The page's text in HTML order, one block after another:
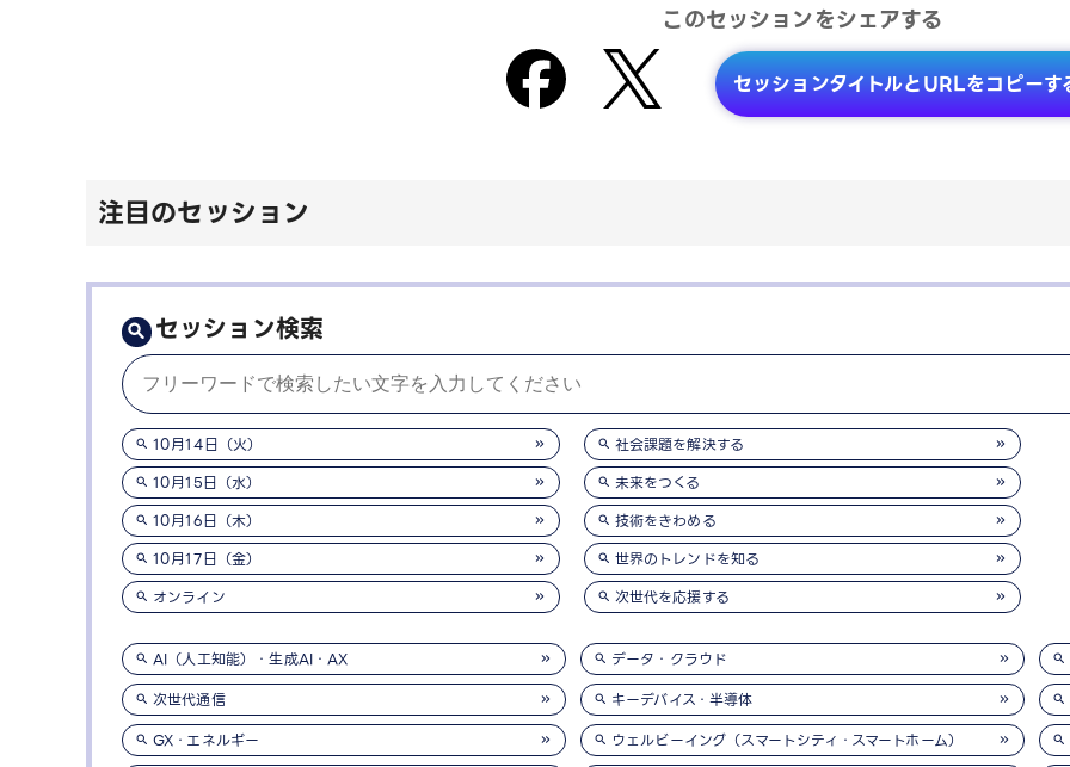
このセッションをシェアする
セッションタイトルとURLをコピーす
注目のセッション
セッション検索
10月14日（火）
10月15日（水）
10月16日（木）
10月17日（金）
オンライン
社会課題を解決する
未来をつくる
技術をきわめる
世界のトレンドを知る
次世代を応援する
AI（人工知能）・生成AI・AX データ・クラウド
次世代通信
キーデバイス・半導体
GX・エネルギー
ウェルビーイング（スマートシティ・スマートホーム）